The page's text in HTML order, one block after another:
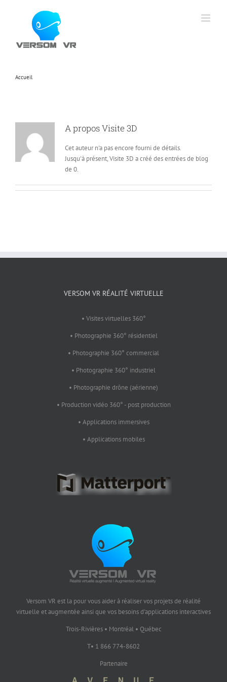
Accueil
A proposVisite 3D
Cet auteur n'a pas encore fourni de détails.
Jusqu'à présent, Visite 3D a créé des entrées de blog
de 0.
VERSOM VR RÉALITÉ VIRTUELLE
• Visites virtuelles 360°
• Photographie 360° résidentiel
• Photographie 360° commercial
• Photographie 360° industriel
• Photographie drône (aérienne)
• Production vidéo 360° - post production
• Applications immersives
• Applications mobiles
Versom VR est la pour vous aider à réaliser vos projets de réalité
virtuelle et augmentée ainsi que vos besoins d'applications interactives
Trois-Rivières • Montréal • Québec
T• 1 866 774-8602
Partenaire